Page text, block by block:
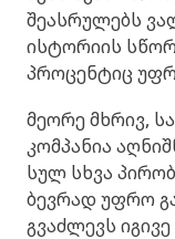
შეასრულებს
ისტორიის
პროცენტიც
მეორე მხრივ,
კომპანია
სულ სხვა
ბევრად უფრო
გვაძლევს